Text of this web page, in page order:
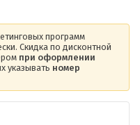
программ
Скидка по дисконтной
при оформлении
указывать номер